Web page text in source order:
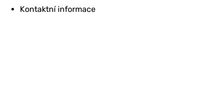
Kontaktní informace